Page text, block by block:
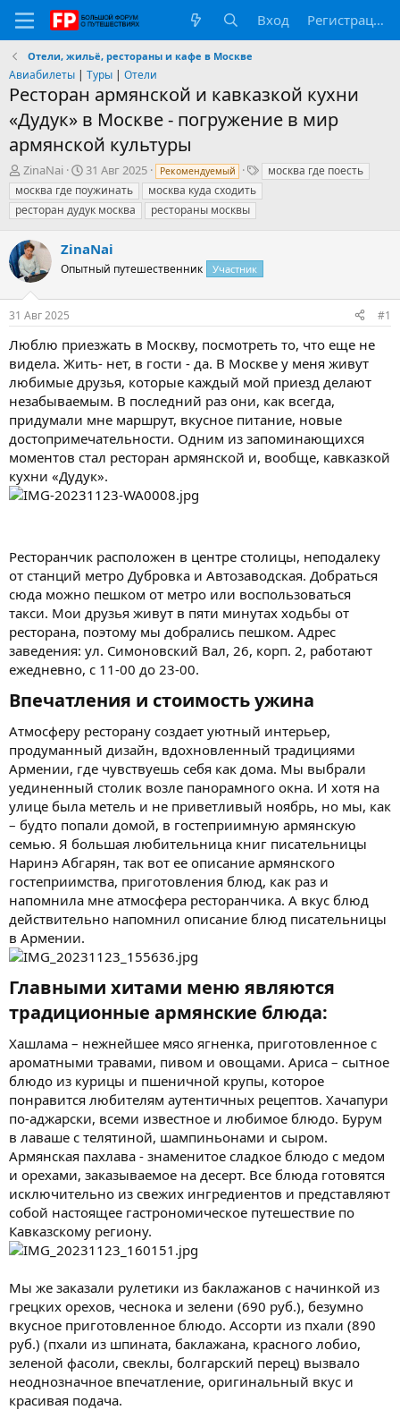
Вход Регистрация
Отели, жильё, рестораны и кафе в Москве
Авиабилеты | Туры | Отели
Ресторан армянской и кавказкой кухни
«Дудук» в Москве - погружение в мир
армянской культуры
А
в
т
о
т
е
м
ы
ZinaNai
Д
а
т
а
а
ч
л
31 Авг 2025 Рекомендуемый
Т
е
г
москва где поесть
москва где поужинать
москва куда сходить
ресторан дудук москва
рестораны москвы
ZinaNai
Опытный путешественник Участник
31 Авг 2025 #1
Люблю приезжать в Москву, посмотреть то, что еще не
видела. Жить- нет, в гости - да. В Москве у меня живут
любимые друзья, которые каждый мой приезд делают
незабываемым. В последний раз они, как всегда,
придумали мне маршрут, вкусное питание, новые
достопримечательности. Одним из запоминающихся
моментов стал ресторан армянской и, вообще, кавказкой
кухни «Дудук».
Ресторанчик расположен в центре столицы, неподалеку
от станций метро Дубровка и Автозаводская. Добраться
сюда можно пешком от метро или воспользоваться
такси. Мои друзья живут в пяти минутах ходьбы от
ресторана, поэтому мы добрались пешком. Адрес
заведения: ул. Симоновский Вал, 26, корп. 2, работают
ежедневно, с 11-00 до 23-00.
Впечатления и стоимость ужина​
Атмосферу ресторану создает уютный интерьер,
продуманный дизайн, вдохновленный традициями
Армении, где чувствуешь себя как дома. Мы выбрали
уединенный столик возле панорамного окна. И хотя на
улице была метель и не приветливый ноябрь, но мы, как
– будто попали домой, в гостеприимную армянскую
семью. Я большая любительница книг писательницы
Наринэ Абгарян, так вот ее описание армянского
гостеприимства, приготовления блюд, как раз и
напомнила мне атмосфера ресторанчика. А вкус блюд
действительно напомнил описание блюд писательницы
в Армении.
Главными хитами меню являются
традиционные армянские блюда:​
Хашлама – нежнейшее мясо ягненка, приготовленное с
ароматными травами, пивом и овощами. Ариса – сытное
блюдо из курицы и пшеничной крупы, которое
понравится любителям аутентичных рецептов. Хачапури
по-аджарски, всеми известное и любимое блюдо. Бурум
в лаваше с телятиной, шампиньонами и сыром.
Армянская пахлава - знаменитое сладкое блюдо с медом
и орехами, заказываемое на десерт. Все блюда готовятся
исключительно из свежих ингредиентов и представляют
собой настоящее гастрономическое путешествие по
Кавказскому региону.
Мы же заказали рулетики из баклажанов с начинкой из
грецких орехов, чеснока и зелени (690 руб.), безумно
вкусное приготовленное блюдо. Ассорти из пхали (890
руб.) (пхали из шпината, баклажана, красного лобио,
зеленой фасоли, свеклы, болгарский перец) вызвало
неоднозначное впечатление, оригинальный вкус и
красивая подача.